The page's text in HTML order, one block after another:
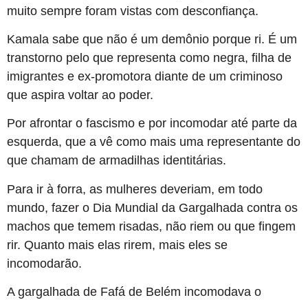
muito sempre foram vistas com desconfiança.
Kamala sabe que não é um demônio porque ri. É um
transtorno pelo que representa como negra, filha de
imigrantes e ex-promotora diante de um criminoso
que aspira voltar ao poder.
Por afrontar o fascismo e por incomodar até parte da
esquerda, que a vê como mais uma representante do
que chamam de armadilhas identitárias.
Para ir à forra, as mulheres deveriam, em todo
mundo, fazer o Dia Mundial da Gargalhada contra os
machos que temem risadas, não riem ou que fingem
rir. Quanto mais elas rirem, mais eles se
incomodarão.
A gargalhada de Fafá de Belém incomodava o